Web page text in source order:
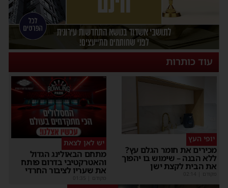
עוד כותרות
יופי העץ
מכירים את חומר הגלם עץ?
ללא הבנה – שימוש בו יהפוך
את הבית לקצת ישן
מקודם
יש לאן לצאת
מתחם הבאולינג הגדול
והאטרקטיבי בדרום פותח
את שעריו לציבור החרדי
מקודם